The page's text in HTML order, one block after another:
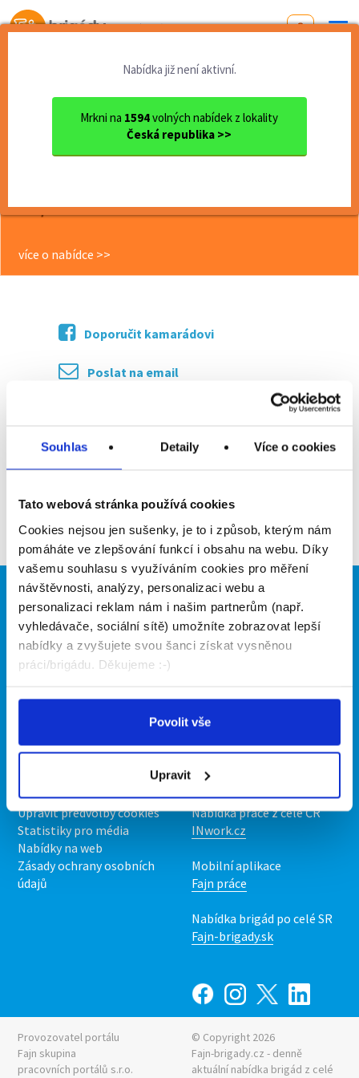
Souhlas Detaily Více o cookies
Tato webová stránka používá cookies
Cookies nejsou jen sušenky, je to i způsob, kterým nám
pomáháte ve zlepšování funkcí i obsahu na webu. Díky
vašemu souhlasu s využíváním cookies pro měření
návštěvnosti, analýzy, personalizaci webu a
personalizaci reklam nám i našim partnerům (např.
vyhledávače, sociální sítě) umožníte zobrazovat lepší
nabídky a zvyšujete svou šanci získat vysněnou
práci/brigádu. Děkujeme :-)
Povolit vše
Upravit
Od první brigády
Nabídka již není aktivní.
Mrkni na 1594volných nabídek z lokality
Česká republika >>
Pardubický kraj
okres Pardubice
Sezemice
DPP - Hledáme posilu do naš...
DPP - Hledáme posilu do našeho
Kč/h
více o nabídce >>
Doporučit kamarádovi
Poslat na email
Přidat do oblíbených
Zpět
Brigádníci
Články
Hledané brigády
Firmy
Vložit inzerát
Ceník
Kontakt
Podmínky
Upravit předvolby cookies
Statistiky pro média
Nabídky na web
Zásady ochrany osobních
údajů
Naše další projekty
Fajn brigády
Nabídka práce z celé ČR
INwork.cz
Mobilní aplikace
Fajn práce
Nabídka brigád po celé SR
Fajn-brigady.sk
Provozovatel portálu
Fajn skupina
pracovních portálů s.r.o.
© Copyright 2026
Fajn-brigady.cz - denně
aktuální nabídka brigád z celé